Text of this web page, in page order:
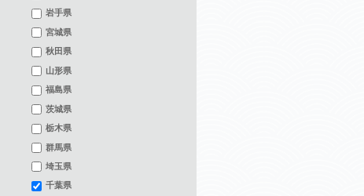
岩手県
宮城県
秋田県
山形県
福島県
茨城県
栃木県
群馬県
埼玉県
千葉県